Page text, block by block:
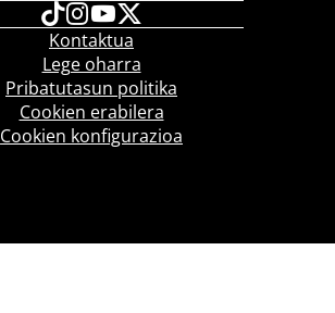
Kontaktua
Lege oharra
Pribatutasun politika
Cookien erabilera
Cookien konfigurazioa